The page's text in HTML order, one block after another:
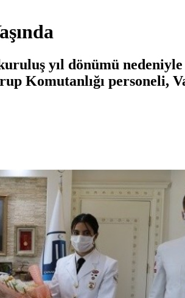
yıl dönümü
Komutanlığı personeli,